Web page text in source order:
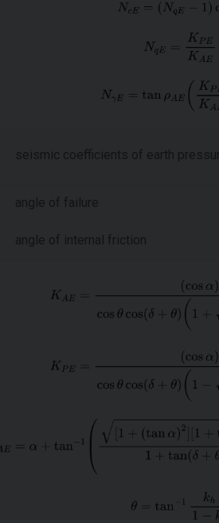
seismic coefficients of earth
angle of failure
angle of internal friction